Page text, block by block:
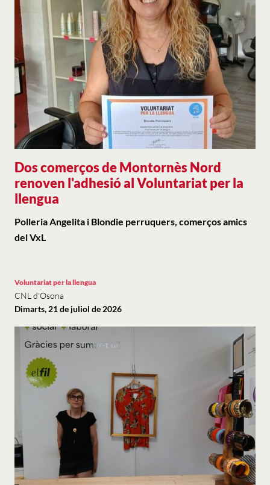
Dos comerços de Montornès Nord
renoven l'adhesió al Voluntariat per la
llengua
Polleria Angelita i Blondie perruquers, comerços amics
del VxL
Voluntariat per la llengua
CNL d'Osona
Dimarts, 21 de juliol de 2026